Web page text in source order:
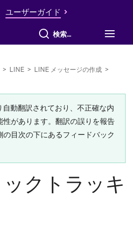
ユーザーガイド
すべて検索
> LINE > LINE メッセージの作成 >
自動翻訳されており、不正確な内
性があります。翻訳の誤りを報告
目次の下にあるフィードバック
クトラッキ